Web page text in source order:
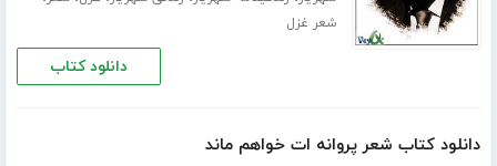
شعر غزل
دانلود کتاب
دانلود کتاب شعر پروانه ات خواهم ماند